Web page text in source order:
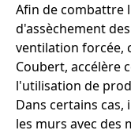
Afin de combattre
d'assèchement
ventilation forcée,
Coubert, accélère
l'utilisation de
Dans certains
les murs avec des